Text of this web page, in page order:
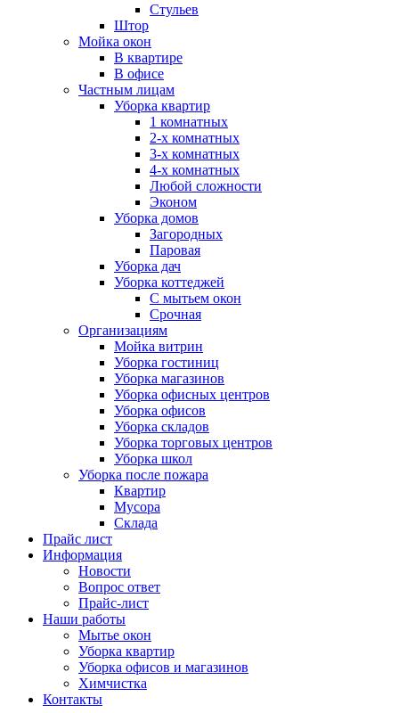
Стульев
Штор
Мойка окон
В квартире
В офисе
Частным лицам
Уборка квартир
1 комнатных
2-х комнатных
3-х комнатных
4-х комнатных
Любой сложности
Эконом
Уборка домов
Загородных
Паровая
Уборка дач
Уборка коттеджей
С мытьем окон
Срочная
Организациям
Мойка витрин
Уборка гостиниц
Уборка магазинов
Уборка офисных центров
Уборка офисов
Уборка складов
Уборка торговых центров
Уборка школ
Уборка после пожара
Квартир
Мусора
Склада
Прайс лист
Информация
Новости
Вопрос ответ
Прайс-лист
Наши работы
Мытье окон
Уборка квартир
Уборка офисов и магазинов
Химчистка
Контакты